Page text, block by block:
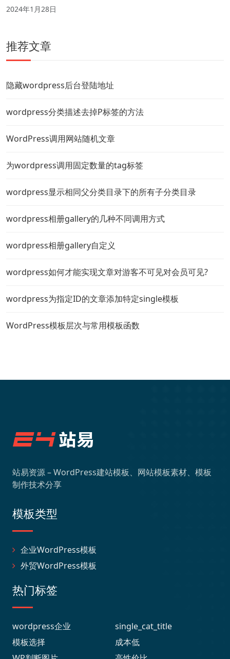
2024年1月28日
推荐文章
隐藏wordpress后台登陆地址
wordpress分类描述去掉P标签的方法
WordPress调用网站随机文章
为wordpress调用固定数量的tag标签
wordpress显示相同父分类目录下的所有子分类目录
wordpress相册gallery的几种不同调用方式
wordpress相册gallery自定义
wordpress如何才能实现文章对游客不可见对会员可见?
wordpress为指定ID的文章添加特定single模板
WordPress模板层次与常用模板函数
站易资源 – WordPress建站模板、网站模板素材、模板
制作技术分享
模板类型
企业WordPress模板
外贸WordPress模板
热门标签
wordpress企业
single_cat_title
模板选择
成本低